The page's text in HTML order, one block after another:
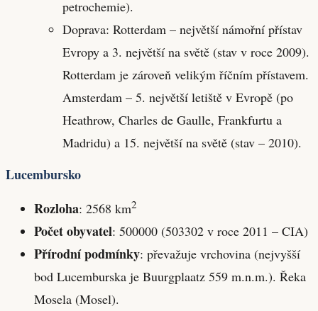
petrochemie).
Doprava: Rotterdam – největší námořní přístav
Evropy a 3. největší na světě (stav v roce 2009).
Rotterdam je zároveň velikým říčním přístavem.
Amsterdam – 5. největší letiště v Evropě (po
Heathrow, Charles de Gaulle, Frankfurtu a
Madridu) a 15. největší na světě (stav – 2010).
Lucembursko
Rozloha: 2568 km2
Počet obyvatel: 500000 (503302 v roce 2011 – CIA)
Přírodní podmínky: převažuje vrchovina (nejvyšší
bod Lucemburska je Buurgplaatz 559 m.n.m.). Řeka
Mosela (Mosel).